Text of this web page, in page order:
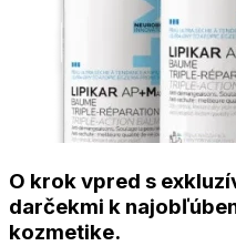
O krok vpred s
darčekmi k
kozmetike.